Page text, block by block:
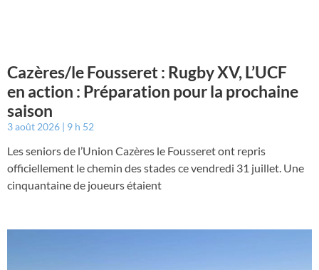
Cazères/le Fousseret : Rugby XV, L’UCF
en action : Préparation pour la prochaine
saison
3 août 2026 9 h 52
Les seniors de l’Union Cazères le Fousseret ont repris
officiellement le chemin des stades ce vendredi 31 juillet. Une
cinquantaine de joueurs étaient